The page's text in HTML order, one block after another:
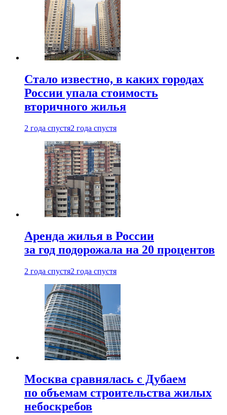
Стало известно, в каких городах
России упала стоимость
вторичного жилья
2 года спустя2 года спустя
Аренда жилья в России
за год подорожала на 20 процентов
2 года спустя2 года спустя
Москва сравнялась с Дубаем
по объемам строительства жилых
небоскребов